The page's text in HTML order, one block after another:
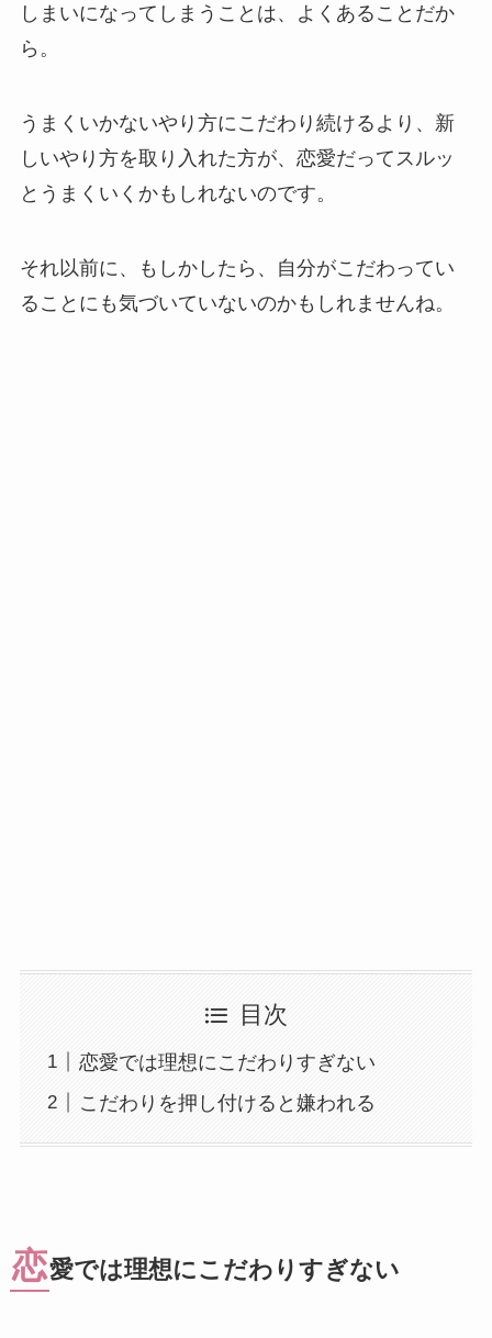
しまいになってしまうことは、よくあることだか
ら。
うまくいかないやり方にこだわり続けるより、新
しいやり方を取り入れた方が、恋愛だってスルッ
とうまくいくかもしれないのです。
それ以前に、もしかしたら、自分がこだわってい
ることにも気づいていないのかもしれませんね。
目次
恋愛では理想にこだわりすぎない
こだわりを押し付けると嫌われる
恋愛では理想にこだわりすぎない